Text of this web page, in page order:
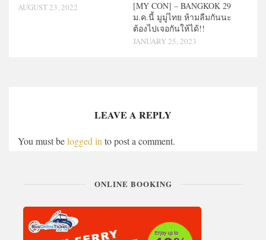
AUGUST 23, 2022
[MY CON] – BANGKOK 29
ม.ค.นี้ มูมู่ไทย ห้ามลืมกันนะ
ต้องไปเจอกันให้ได้!!
JANUARY 25, 2023
LEAVE A REPLY
You must belogged in to post a comment.
ONLINE BOOKING